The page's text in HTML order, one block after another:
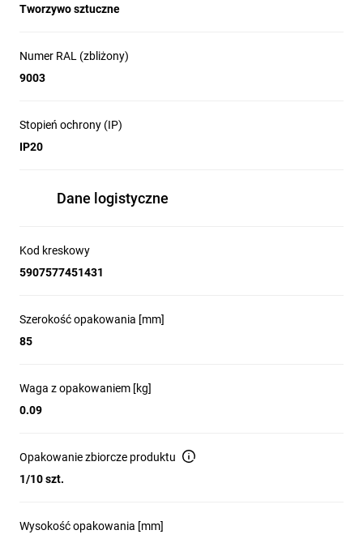
Tworzywo sztuczne
Numer RAL (zbliżony)
9003
Stopień ochrony (IP)
IP20
Dane logistyczne
Kod kreskowy
5907577451431
Szerokość opakowania [mm]
85
Waga z opakowaniem [kg]
0.09
Opakowanie zbiorcze produktu
1/10 szt.
Wysokość opakowania [mm]